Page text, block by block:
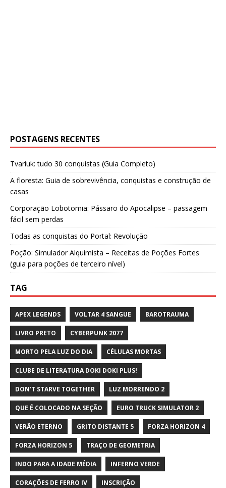
POSTAGENS RECENTES
Tvariuk: tudo 30 conquistas (Guia Completo)
A floresta: Guia de sobrevivência, conquistas e construção de
casas
Corporação Lobotomia: Pássaro do Apocalipse – passagem
fácil sem perdas
Todas as conquistas do Portal: Revolução
Poção: Simulador Alquimista – Receitas de Poções Fortes
(guia para poções de terceiro nível)
TAG
APEX LEGENDS VOLTAR 4 SANGUE BAROTRAUMA
LIVRO PRETO CYBERPUNK 2077
MORTO PELA LUZ DO DIA CÉLULAS MORTAS
CLUBE DE LITERATURA DOKI DOKI PLUS!
DON'T STARVE TOGETHER LUZ MORRENDO 2
QUE É COLOCADO NA SEÇÃO EURO TRUCK SIMULATOR 2
VERÃO ETERNO GRITO DISTANTE 5 FORZA HORIZON 4
FORZA HORIZON 5 TRAÇO DE GEOMETRIA
INDO PARA A IDADE MÉDIA INFERNO VERDE
CORAÇÕES DE FERRO IV INSCRIÇÃO